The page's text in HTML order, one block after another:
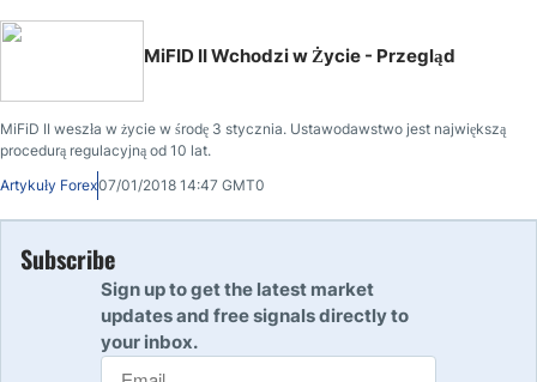
MiFID II Wchodzi w Życie - Przegląd
MiFiD II weszła w życie w środę 3 stycznia. Ustawodawstwo jest największą
procedurą regulacyjną od 10 lat.
Artykuły Forex07/01/2018 14:47 GMT0
Subscribe
Sign up to get the latest market
updates and free signals directly to
your inbox.